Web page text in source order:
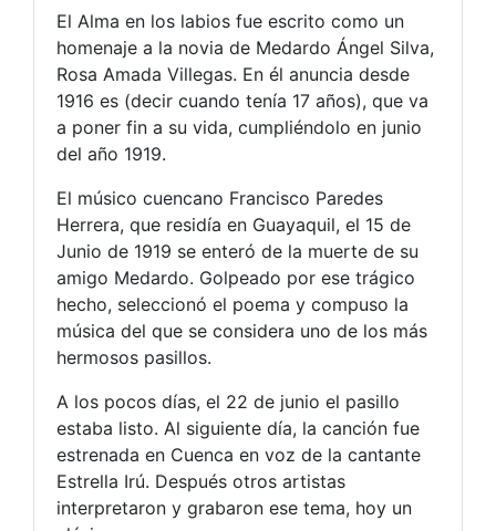
El Alma en los labios fue escrito como un
homenaje a la novia de Medardo Ángel Silva,
Rosa Amada Villegas. En él anuncia desde
1916 es (decir cuando tenía 17 años), que va
a poner fin a su vida, cumpliéndolo en junio
del año 1919.
El músico cuencano Francisco Paredes
Herrera, que residía en Guayaquil, el 15 de
Junio de 1919 se enteró de la muerte de su
amigo Medardo. Golpeado por ese trágico
hecho, seleccionó el poema y compuso la
música del que se considera uno de los más
hermosos pasillos.
A los pocos días, el 22 de junio el pasillo
estaba listo. Al siguiente día, la canción fue
estrenada en Cuenca en voz de la cantante
Estrella Irú. Después otros artistas
interpretaron y grabaron ese tema, hoy un